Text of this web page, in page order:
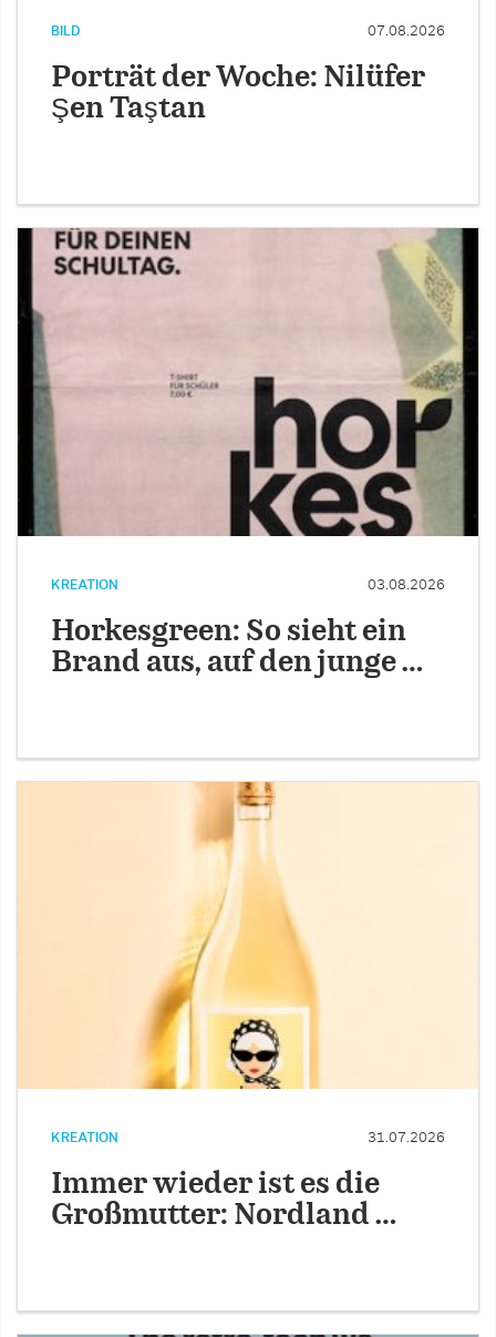
BILD 07.08.2026
Porträt der Woche: Nilüfer
Şen Taştan
KREATION 03.08.2026
Horkesgreen: So sieht ein
Brand aus, auf den junge …
KREATION 31.07.2026
Immer wieder ist es die
Großmutter: Nordland …